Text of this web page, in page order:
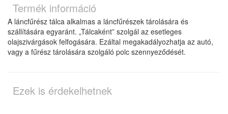
Termék információ
A láncfűrész tálca alkalmas a láncfűrészek tárolására és
szállítására egyaránt. „Tálcaként” szolgál az esetleges
olajszivárgások felfogására. Ezáltal megakadályozhatja az autó,
vagy a fűrész tárolására szolgáló polc szennyeződését.
Ezek is érdekelhetnek